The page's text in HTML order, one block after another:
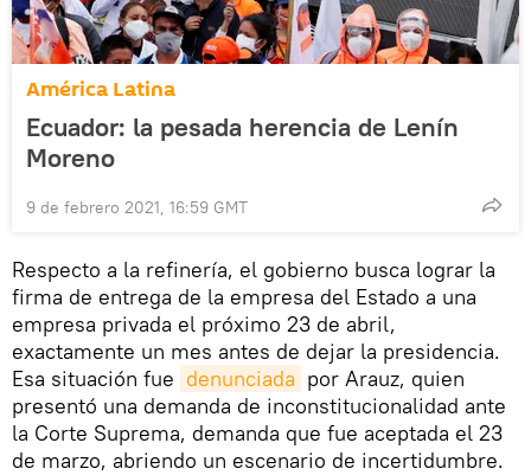
América Latina
Ecuador: la pesada herencia de Lenín
Moreno
9 de febrero 2021, 16:59 GMT
Respecto a la refinería, el gobierno busca lograr la
firma de entrega de la empresa del Estado a una
empresa privada el próximo 23 de abril,
exactamente un mes antes de dejar la presidencia.
Esa situación fue denunciada por Arauz, quien
presentó una demanda de inconstitucionalidad ante
la Corte Suprema, demanda que fue aceptada el 23
de marzo, abriendo un escenario de incertidumbre.